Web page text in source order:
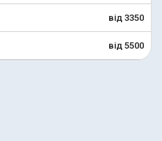
від 3350
від 5500